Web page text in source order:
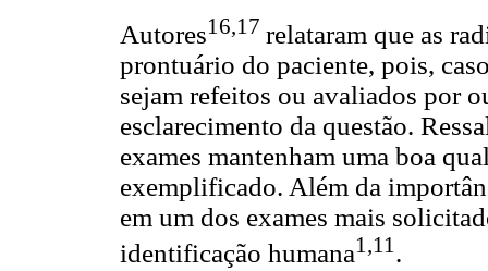
Autores16,17 relataram que as
prontuário do paciente, pois,
sejam refeitos ou avaliados por
esclarecimento da questão.
exames mantenham uma boa
exemplificado. Além da
em um dos exames mais
identificação humana1,11 .